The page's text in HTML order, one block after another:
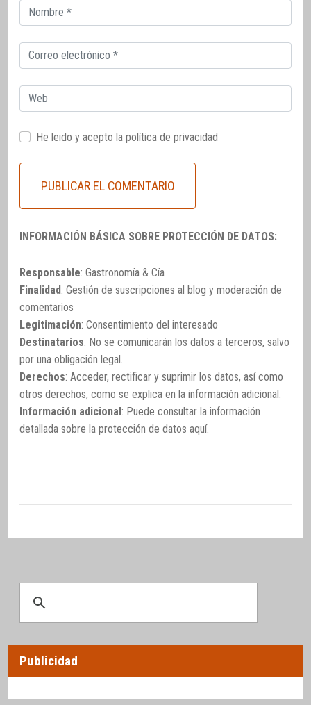
Correo
electrónico
Correo
electrónico
Web
He leido y acepto la política de privacidad
INFORMACIÓN BÁSICA SOBRE PROTECCIÓN DE DATOS:
Responsable: Gastronomía & Cía
Finalidad: Gestión de suscripciones al blog y moderación de
comentarios
Legitimación: Consentimiento del interesado
Destinatarios: No se comunicarán los datos a terceros, salvo
por una obligación legal.
Derechos: Acceder, rectificar y suprimir los datos, así como
otros derechos, como se explica en la información adicional.
Información adicional: Puede consultar la información
detallada sobre la protección de datos aquí.
Publicidad